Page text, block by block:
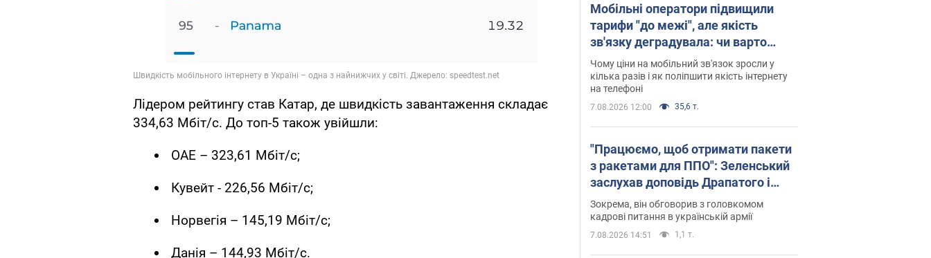
Лідером рейтингу став Катар, де швидкість завантаження складає
334,63 Мбіт/с. До топ-5 також увійшли:
ОАЕ – 323,61 Мбіт/с;
Кувейт - 226,56 Мбіт/с;
Норвегія – 145,19 Мбіт/с;
Данія – 144,93 Мбіт/с.
Мобільні оператори підвищили
тарифи "до межі", але якість
зв'язку деградувала: чи варто
скаржитись на ціни
Чому ціни на мобільний зв'язок зросли у
кілька разів і як поліпшити якість інтернету
на телефоні
7.08.2026 12:00 35,6 т.
"Працюємо, щоб отримати пакети
з ракетами для ППО": Зеленський
заслухав доповідь Драпатого і
анонсував нові кроки
Зокрема, він обговорив з головкомом
кадрові питання в українській армії
7.08.2026 14:51 1,1 т.